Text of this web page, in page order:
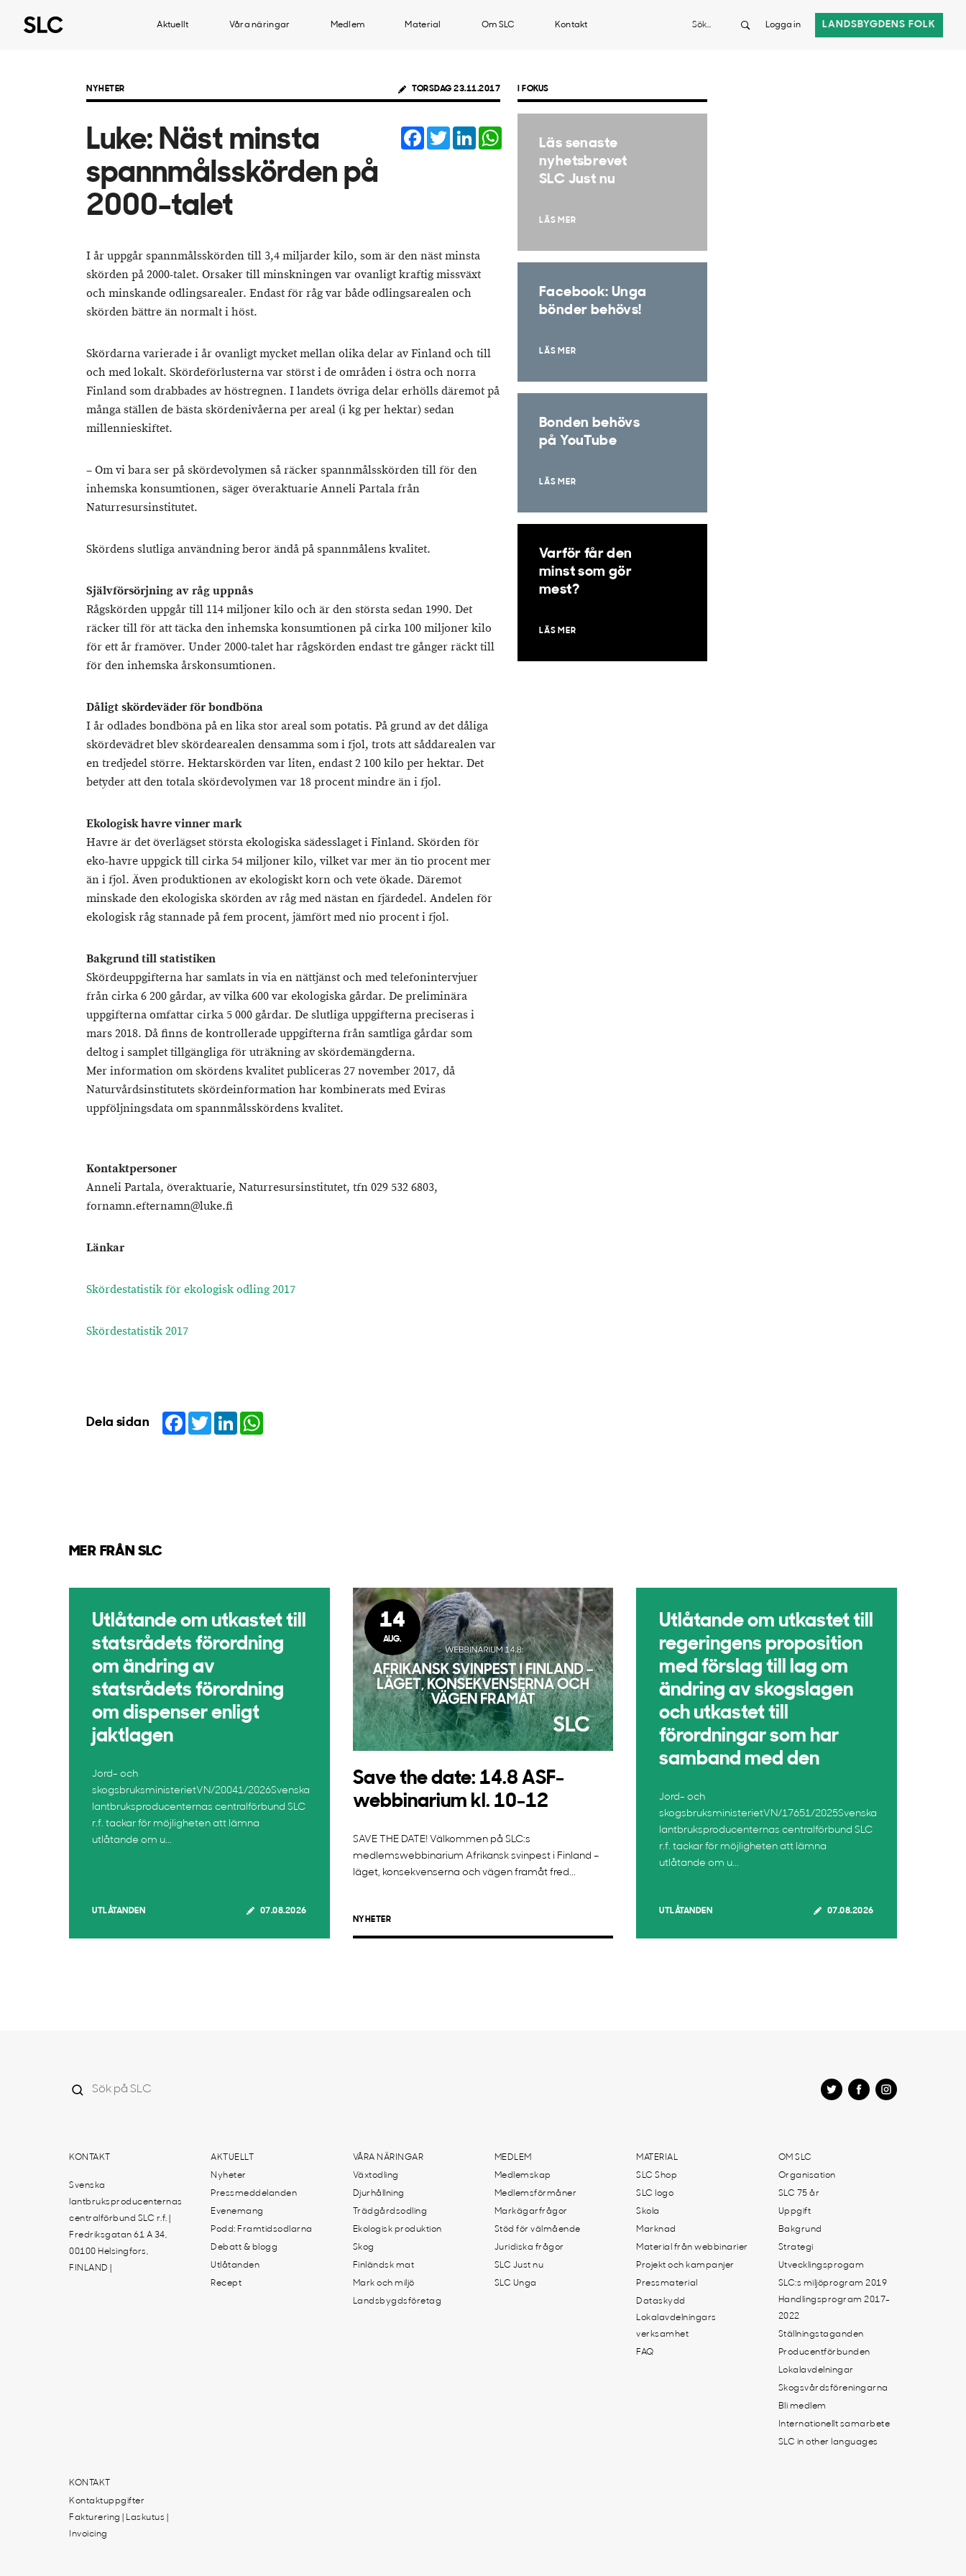
Aktuellt Våra näringar Medlem Material Om SLC Kontakt Sök Logga in LANDSBYGDENS FOLK
NYHETER TORSDAG 23.11.2017
Luke: Näst minsta
spannmålsskörden på
2000-talet
Facebook
TwitterLinkedIn
I år uppgår spannmålsskörden till 3,4 miljarder kilo, som är den näst minsta
skörden på 2000-talet. Orsaker till minskningen var ovanligt kraftig missväxt
och minskande odlingsarealer. Endast för råg var både odlingsarealen och
skörden bättre än normalt i höst.
Skördarna varierade i år ovanligt mycket mellan olika delar av Finland och till
och med lokalt. Skördeförlusterna var störst i de områden i östra och norra
Finland som drabbades av höstregnen. I landets övriga delar erhölls däremot på
många ställen de bästa skördenivåerna per areal (i kg per hektar) sedan
millennieskiftet.
– Om vi bara ser på skördevolymen så räcker spannmålsskörden till för den
inhemska konsumtionen, säger överaktuarie Anneli Partala från
Naturresursinstitutet.
Skördens slutliga användning beror ändå på spannmålens kvalitet.
Självförsörjning av råg uppnås
Rågskörden uppgår till 114 miljoner kilo och är den största sedan 1990. Det
räcker till för att täcka den inhemska konsumtionen på cirka 100 miljoner kilo
för ett år framöver. Under 2000-talet har rågskörden endast tre gånger räckt till
för den inhemska årskonsumtionen.
Dåligt skördeväder för bondböna
I år odlades bondböna på en lika stor areal som potatis. På grund av det dåliga
skördevädret blev skördearealen densamma som i fjol, trots att såddarealen var
en tredjedel större. Hektarskörden var liten, endast 2 100 kilo per hektar. Det
betyder att den totala skördevolymen var 18 procent mindre än i fjol.
Ekologisk havre vinner mark
Havre är det överlägset största ekologiska sädesslaget i Finland. Skörden för
eko-havre uppgick till cirka 54 miljoner kilo, vilket var mer än tio procent mer
än i fjol. Även produktionen av ekologiskt korn och vete ökade. Däremot
minskade den ekologiska skörden av råg med nästan en fjärdedel. Andelen för
ekologisk råg stannade på fem procent, jämfört med nio procent i fjol.
Bakgrund till statistiken
Skördeuppgifterna har samlats in via en nättjänst och med telefonintervjuer
från cirka 6 200 gårdar, av vilka 600 var ekologiska gårdar. De preliminära
uppgifterna omfattar cirka 5 000 gårdar. De slutliga uppgifterna preciseras i
mars 2018. Då finns de kontrollerade uppgifterna från samtliga gårdar som
deltog i samplet tillgängliga för uträkning av skördemängderna.
Mer information om skördens kvalitet publiceras 27 november 2017, då
Naturvårdsinstitutets skördeinformation har kombinerats med Eviras
uppföljningsdata om spannmålsskördens kvalitet.
Kontaktpersoner
Anneli Partala, överaktuarie, Naturresursinstitutet, tfn 029 532 6803,
fornamn.efternamn@luke.fi
Länkar
Skördestatistik för ekologisk odling 2017
Skördestatistik 2017
Dela sidan Facebook
TwitterLinkedIn
I FOKUS
Läs senaste
nyhetsbrevet
SLC Just nu
LÄS MER
Facebook: Unga
bönder behövs!
LÄS MER
Bonden behövs
på YouTube
LÄS MER
Varför får den
minst som gör
mest?
LÄS MER
MER FRÅN SLC
Utlåtande om utkastet till
statsrådets förordning
om ändring av
statsrådets förordning
om dispenser enligt
jaktlagen
Jord- och
skogsbruksministerietVN/20041/2026Svenska
lantbruksproducenternas centralförbund SLC
r.f. tackar för möjligheten att lämna
utlåtande om u...
UTLÅTANDEN 07.08.2026
14
AUG.
Save the date: 14.8 ASF-
webbinarium kl. 10-12
SAVE THE DATE! Välkommen på SLC:s
medlemswebbinarium Afrikansk svinpest i Finland –
läget, konsekvenserna och vägen framåt fred...
NYHETER
Utlåtande om utkastet till
regeringens proposition
med förslag till lag om
ändring av skogslagen
och utkastet till
förordningar som har
samband med den
Jord- och
skogsbruksministerietVN/17651/2025Svenska
lantbruksproducenternas centralförbund SLC
r.f. tackar för möjligheten att lämna
utlåtande om u...
UTLÅTANDEN 07.08.2026
KONTAKT
Svenska
lantbruksproducenternas
centralförbund SLC r.f. |
Fredriksgatan 61 A 34,
00100 Helsingfors,
FINLAND |
AKTUELLT
Nyheter
Pressmeddelanden
Evenemang
Podd: Framtidsodlarna
Debatt & blogg
Utlåtanden
Recept
VÅRA NÄRINGAR
Växtodling
Djurhållning
Trädgårdsodling
Ekologisk produktion
Skog
Finländsk mat
Mark och miljö
Landsbygdsföretag
MEDLEM
Medlemskap
Medlemsförmåner
Markägarfrågor
Stöd för välmående
Juridiska frågor
SLC Just nu
SLC Unga
MATERIAL
SLC Shop
SLC logo
Skola
Marknad
Material från webbinarier
Projekt och kampanjer
Pressmaterial
Dataskydd
Lokalavdelningars
verksamhet
FAQ
OM SLC
Organisation
SLC 75 år
Uppgift
Bakgrund
Strategi
Utvecklingsprogam
SLC:s miljöprogram 2019
Handlingsprogram 2017-
2022
Ställningstaganden
Producentförbunden
Lokalavdelningar
Skogsvårdsföreningarna
Bli medlem
Internationellt samarbete
SLC in other languages
KONTAKT
Kontaktuppgifter
Fakturering | Laskutus |
Invoicing